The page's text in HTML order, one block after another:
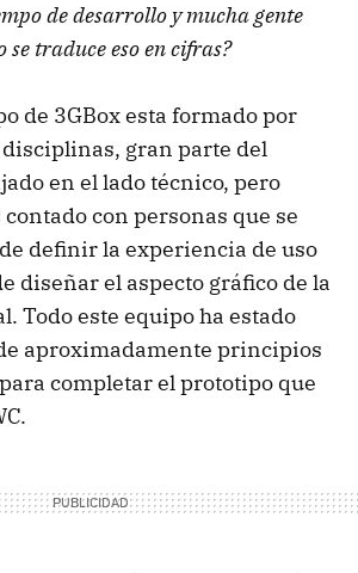
de desarrollo y mucha gente
se traduce eso en cifras?
de 3GBox esta formado por
gran parte del
en el lado técnico, pero
con personas que se
definir la experiencia de uso
diseñar el aspecto gráfico de la
Todo este equipo ha estado
aproximadamente principios
completar el prototipo que
.